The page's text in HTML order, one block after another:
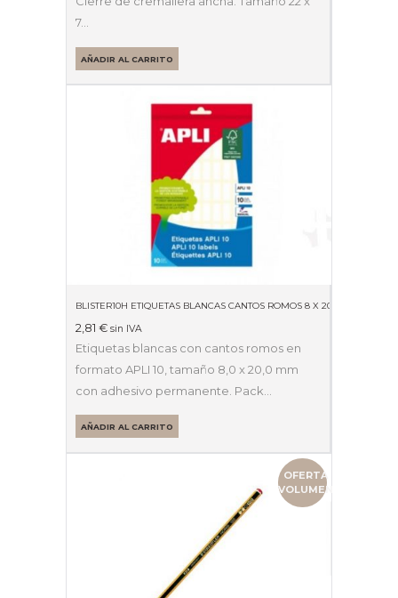
7…
AÑADIR AL CARRITO
BLISTER10H ETIQUETAS BLANCAS CANTOS ROMOS 8 X 20MM 01633
2,81 € sin IVA
Etiquetas blancas con cantos romos en
formato APLI 10, tamaño 8,0 x 20,0 mm
con adhesivo permanente. Pack…
AÑADIR AL CARRITO
OFERTA
VOLUMEN